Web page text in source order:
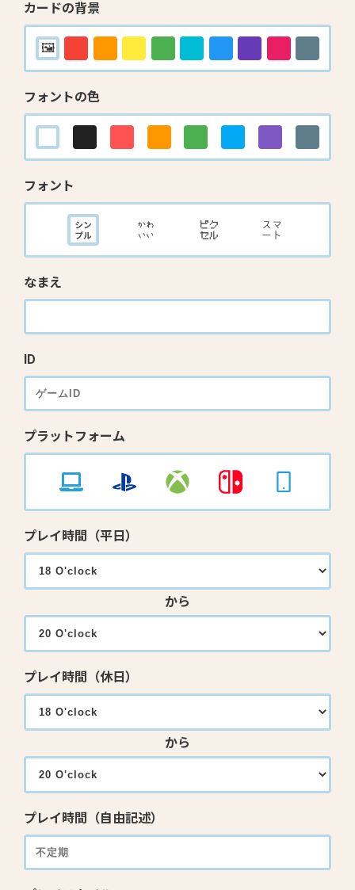
カードの背景
フォントの色
フォント
なまえ
ID
プラットフォーム
プレイ時間（平日）
から
プレイ時間（休日）
から
プレイ時間（自由記述）